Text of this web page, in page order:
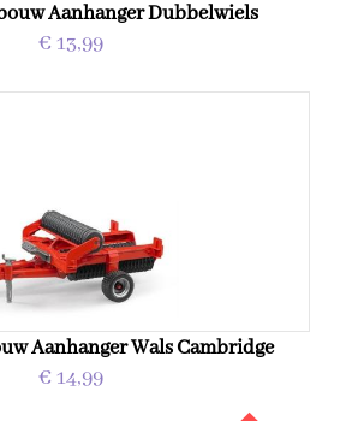
Aanhanger Dubbelwiels
€ 13,99
Aanhanger Wals Cambridge
€ 14,99